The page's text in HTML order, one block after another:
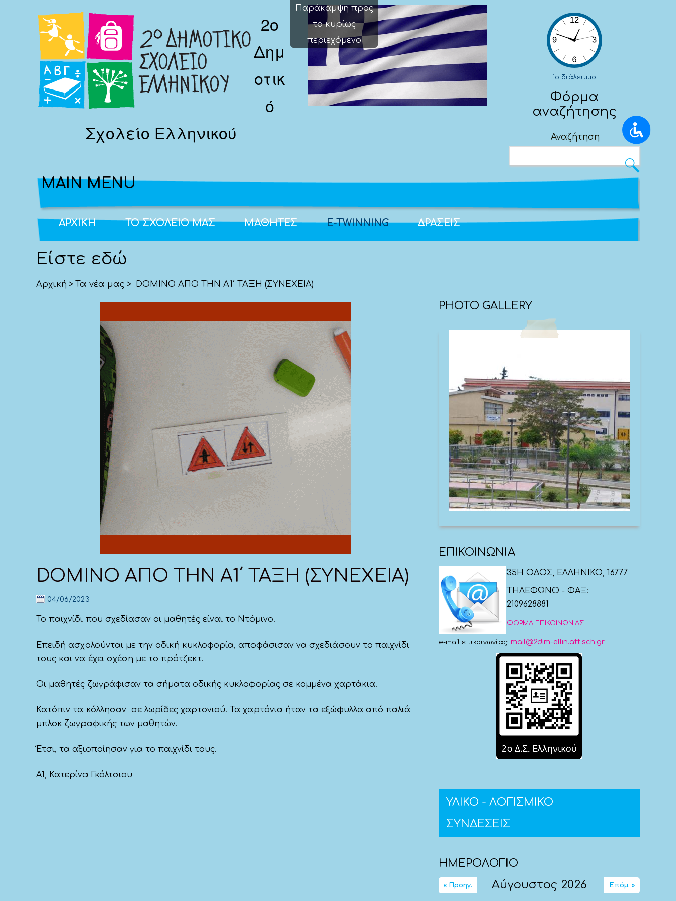
Παράκαμψη προς
το κυρίως
περιεχόμενο
2o
Δημ
οτικ
ό
Σχολείο Ελληνικού
1ο διάλειμμα
Φόρμα
αναζήτησης
Αναζήτηση
MAIN MENU
ΑΡΧΙΚΗ ΤΟ ΣΧΟΛΕΙΟ ΜΑΣ ΜΑΘΗΤΕΣ E-TWINNING ΔΡΑΣΕΙΣ
Είστε εδώ
Αρχική > Τα νέα μας > DOMINO ΑΠΟ ΤΗΝ Α1΄ ΤΑΞΗ (ΣΥΝΕΧΕΙΑ)
DOMINO ΑΠΟ ΤΗΝ Α1΄ ΤΑΞΗ (ΣΥΝΕΧΕΙΑ)
04/06/2023
Το παιχνίδι που σχεδίασαν οι μαθητές είναι το Ντόμινο.
Επειδή ασχολούνται με την οδική κυκλοφορία, αποφάσισαν να σχεδιάσουν το παιχνίδι
τους και να έχει σχέση με το πρότζεκτ.
Οι μαθητές ζωγράφισαν τα σήματα οδικής κυκλοφορίας σε κομμένα χαρτάκια.
Κατόπιν τα κόλλησαν σε λωρίδες χαρτονιού. Τα χαρτόνια ήταν τα εξώφυλλα από παλιά
μπλοκ ζωγραφικής των μαθητών.
Έτσι, τα αξιοποίησαν για το παιχνίδι τους.
Α1, Κατερίνα Γκόλτσιου
AMEA
εύκολη χρήση σε διαφορετικές συνθήκες.
Μικρότερα γράμματα
Μεγαλύτερα γράμματα
Βελτιστοποίηση γραμματοσειρών για
PHOTO GALLERY
ΕΠΙΚΟΙΝΩΝΙΑ
35Η ΟΔΟΣ, ΕΛΛΗΝΙΚΟ, 16777
ΤΗΛΕΦΩΝΟ - ΦΑΞ:
2109628881
ΦΟΡΜΑ ΕΠΙΚΟΙΝΩΝΙΑΣ
e-mail επικοινωνίας: mail@2dim-ellin.att.sch.gr
ΥΛΙΚΟ - ΛΟΓΙΣΜΙΚΟ
ΣΥΝΔΕΣΕΙΣ
ΗΜΕΡΟΛΟΓΙΟ
Αύγουστος 2026
« Προηγ. Επόμ. »